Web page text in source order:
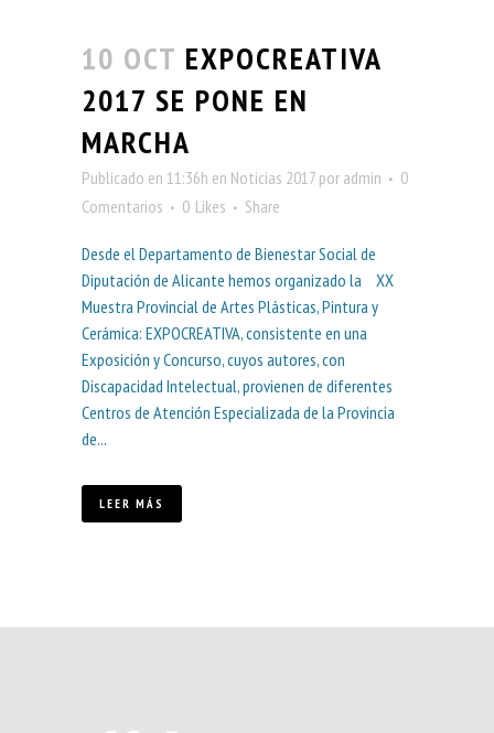
10 OCT EXPOCREATIVA
2017 SE PONE EN
MARCHA
Publicado en 11:36h en Noticias 2017 por admin
0
Comentarios
0 Likes Share
Desde el Departamento de Bienestar Social de
Diputación de Alicante hemos organizado la XX
Muestra Provincial de Artes Plásticas, Pintura y
Cerámica: EXPOCREATIVA, consistente en una
Exposición y Concurso, cuyos autores, con
Discapacidad Intelectual, provienen de diferentes
Centros de Atención Especializada de la Provincia
de...
LEER MÁS